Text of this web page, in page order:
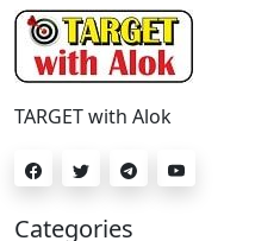
TARGET with Alok
Categories